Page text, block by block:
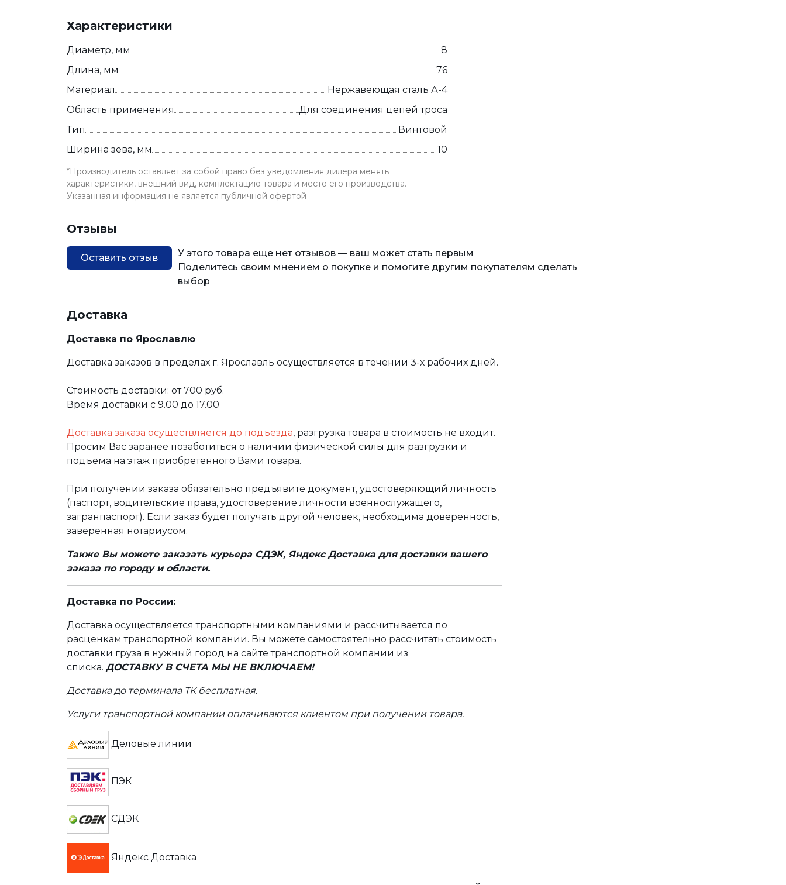
Характеристики
Диаметр, мм
8
Длина, мм
76
Материал
Нержавеющая сталь А-4
Область применения
Для соединения цепей троса
Тип
Винтовой
Ширина зева, мм
10
*Производитель оставляет за собой право без уведомления дилера менять
характеристики, внешний вид, комплектацию товара и место его производства.
Указанная информация не является публичной офертой
Отзывы
Оставить отзыв
У этого товара еще нет отзывов — ваш может стать первым
Поделитесь своим мнением о покупке и помогите другим покупателям сделать
выбор
Доставка
Доставка по Ярославлю
Доставка заказов в пределах г. Ярославль осуществляется в течении 3-х рабочих дней.
Стоимость доставки: от 700 руб.
Время доставки с 9.00 до 17.00
Доставка заказа осуществляется до подъезда, разгрузка товара в стоимость не входит.
Просим Вас заранее позаботиться о наличии физической силы для разгрузки и
подъёма на этаж приобретенного Вами товара.
При получении заказа обязательно предъявите документ, удостоверяющий личность
(паспорт, водительские права, удостоверение личности военнослужащего,
загранпаспорт). Если заказ будет получать другой человек, необходима доверенность,
заверенная нотариусом.
Также Вы можете заказать курьера СДЭК, Яндекс Доставка для доставки вашего
заказа по городу и области.
Доставка по России:
Доставка осуществляется транспортными компаниями и рассчитывается по
расценкам транспортной компании. Вы можете самостоятельно рассчитать стоимость
доставки груза в нужный город на сайте транспортной компании из
списка. ДОСТАВКУ В СЧЕТА МЫ НЕ ВКЛЮЧАЕМ!
Доставка до терминала ТК бесплатная.
Услуги транспортной компании оплачиваются клиентом при получении товара.
Деловые линии
ПЭК
СДЭК
Яндекс Доставка